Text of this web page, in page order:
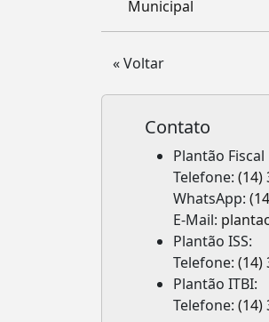
Municipal
« Voltar
Contato
Plantão Fiscal
Telefone: (14)
WhatsApp:
E-Mail:
Plantão ISS:
Telefone: (14)
Plantão ITBI:
Telefone: (14)